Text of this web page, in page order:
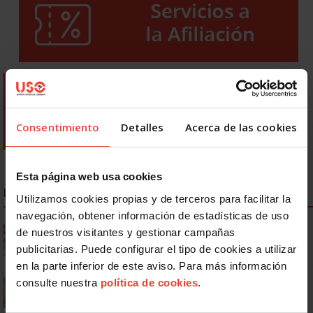
Consentimiento Detalles Acerca de las cookies
Esta página web usa cookies
Utilizamos cookies propias y de terceros para facilitar la
navegación, obtener información de estadísticas de uso
de nuestros visitantes y gestionar campañas
publicitarias. Puede configurar el tipo de cookies a utilizar
en la parte inferior de este aviso. Para más información
consulte nuestra política de cookies.
NOTICIAS MÁS LEÍDAS
Ya os podéis descargar la app de USO
Se actualizan las patologías para acceder a la jubilación
anticipada por discapacidad